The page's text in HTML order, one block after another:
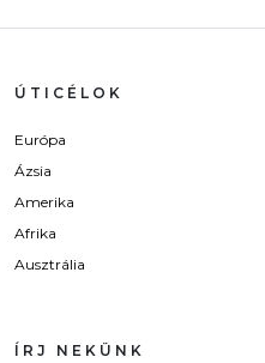
ÚTICÉLOK
Európa
Ázsia
Amerika
Afrika
Ausztrália
ÍRJ NEKÜNK